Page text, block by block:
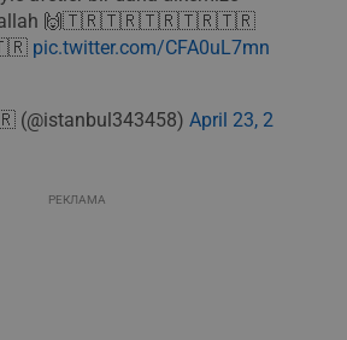
🙌🇹🇷🇹🇷🇹🇷🇹🇷🇹🇷
pic.twitter.com/CFA0uL7mn
April 23, 2
РЕКЛАМА